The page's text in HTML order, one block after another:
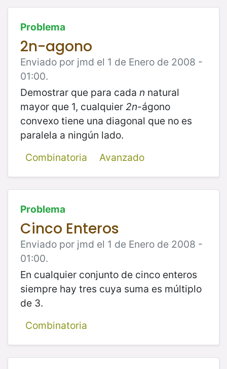
Problema
2n-agono
Enviado por jmd el 1 de Enero de 2008 -
01:00.
Demostrar que para cada n natural
mayor que 1, cualquier 2n-ágono
convexo tiene una diagonal que no es
paralela a ningún lado.
Combinatoria
Avanzado
Problema
Cinco Enteros
Enviado por jmd el 1 de Enero de 2008 -
01:00.
En cualquier conjunto de cinco enteros
siempre hay tres cuya suma es múltiplo
de 3.
Combinatoria